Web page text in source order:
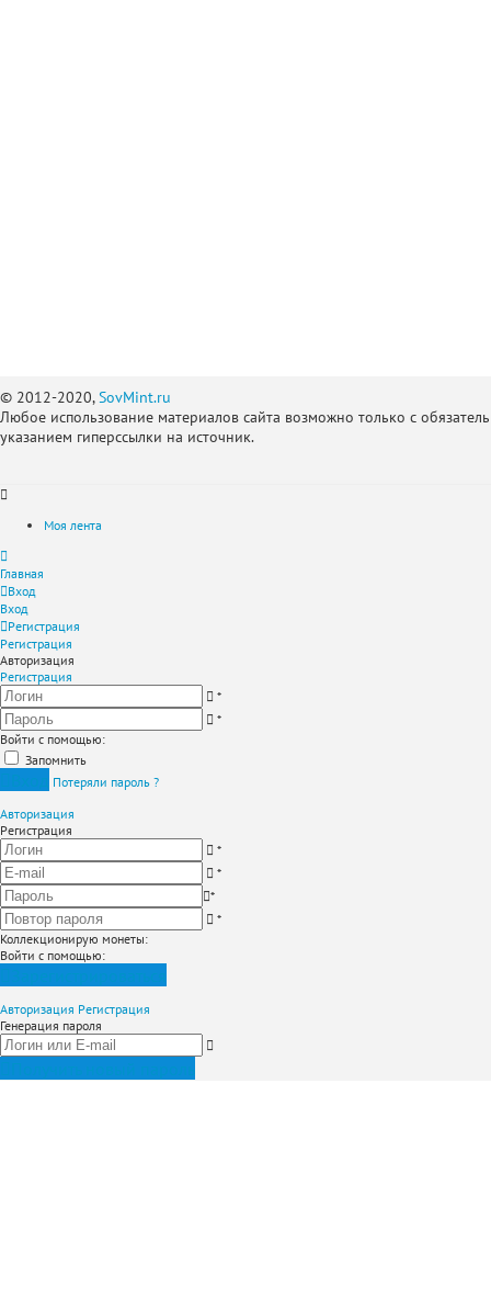
© 2012-2020,SovMint.ru
Любое использование материалов сайта возможно только с
указанием гиперссылки на источник.
Моя лента
Главная
Вход
Вход
Регистрация
Регистрация
Авторизация
Регистрация
*
*
Войти с помощью:
Запомнить
Потеряли пароль ?
Авторизация
Регистрация
*
*
*
*
Коллекционирую монеты:
Войти с помощью:
Авторизация Регистрация
Генерация пароля